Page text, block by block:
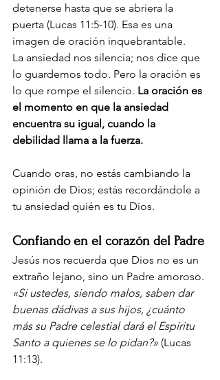
detenerse hasta que se abriera la
puerta (Lucas 11:5-10). Esa es una
imagen de oración inquebrantable.
La ansiedad nos silencia; nos dice que
lo guardemos todo. Pero la oración es
lo que rompe el silencio. La oración es
el momento en que la ansiedad
encuentra su igual, cuando la
debilidad llama a la fuerza.
Cuando oras, no estás cambiando la
opinión de Dios; estás recordándole a
tu ansiedad quién es tu Dios.
Confiando en el corazón del Padre
Jesús nos recuerda que Dios no es un
extraño lejano, sino un Padre amoroso.
«Si ustedes, siendo malos, saben dar
buenas dádivas a sus hijos, ¿cuánto
más su Padre celestial dará el Espíritu
Santo a quienes se lo pidan?» (Lucas
11:13).